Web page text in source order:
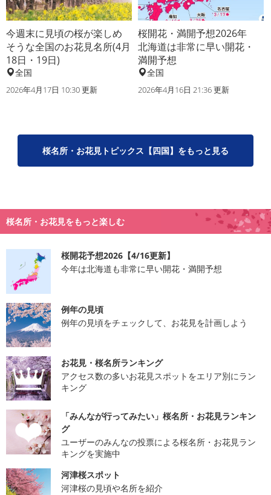
今週末に見頃の桜が楽しめ
そうな全国のお花見名所(4月
18日・19日)
全国
2026年4月17日 10:30 更新
桜開花・満開予想2026年
北海道は非常に早い開花・
満開予想
全国
2026年4月16日 21:36 更新
桜名所・お花見トピックス【四国】をもっと見る
桜名所・お花見をもっと楽しむ
桜開花予想2026【4/16更新】
今年は北海道も非常に早い開花・満開予想
例年の見頃
例年の見頃をチェックして、お花見を計画しよう
お花見・桜名所ランキング
アクセス数の多いお花見スポットをエリア別にラン
キング
「みんなが行ってみたい」桜名所・お花見ランキン
グ
ユーザーのみんなの投票による桜名所・お花見ラン
キングを実施中
河津桜スポット
河津桜の見頃や名所を紹介